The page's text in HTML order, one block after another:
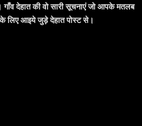
देहात की वो सारी सूचनाएं जो आपके मतलब
लिए आइये जुड़े देहात पोस्ट से।